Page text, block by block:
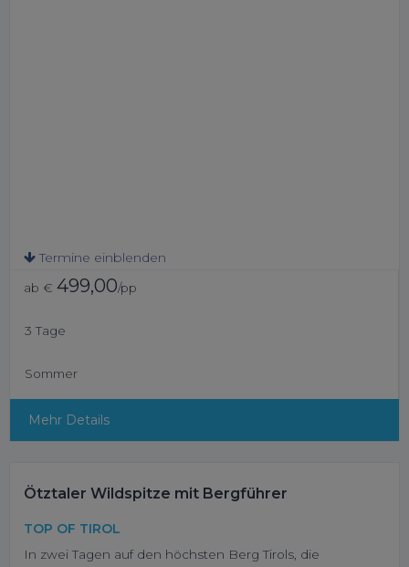
Termine einblenden
ab € 499,00/pp
3 Tage
Sommer
Mehr Details
Ötztaler Wildspitze mit Bergführer
TOP OF TIROL
In zwei Tagen auf den höchsten Berg Tirols, die